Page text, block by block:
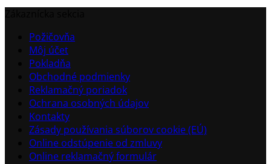
Požičovňa
Môj účet
Pokladňa
Obchodné podmienky
Reklamačný poriadok
Ochrana osobných údajov
Kontakty
Zásady používania súborov cookie (EÚ)
Online odstúpenie od zmluvy
Online reklamačný formulár